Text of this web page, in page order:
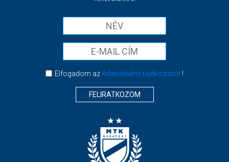
Elfogadom azAdatvédelmi tájékoztatót!
FELIRATKOZOM